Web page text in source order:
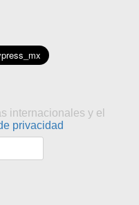
internacionales y el
privacidad